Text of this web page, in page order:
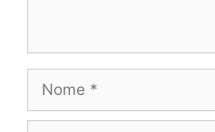
Nome